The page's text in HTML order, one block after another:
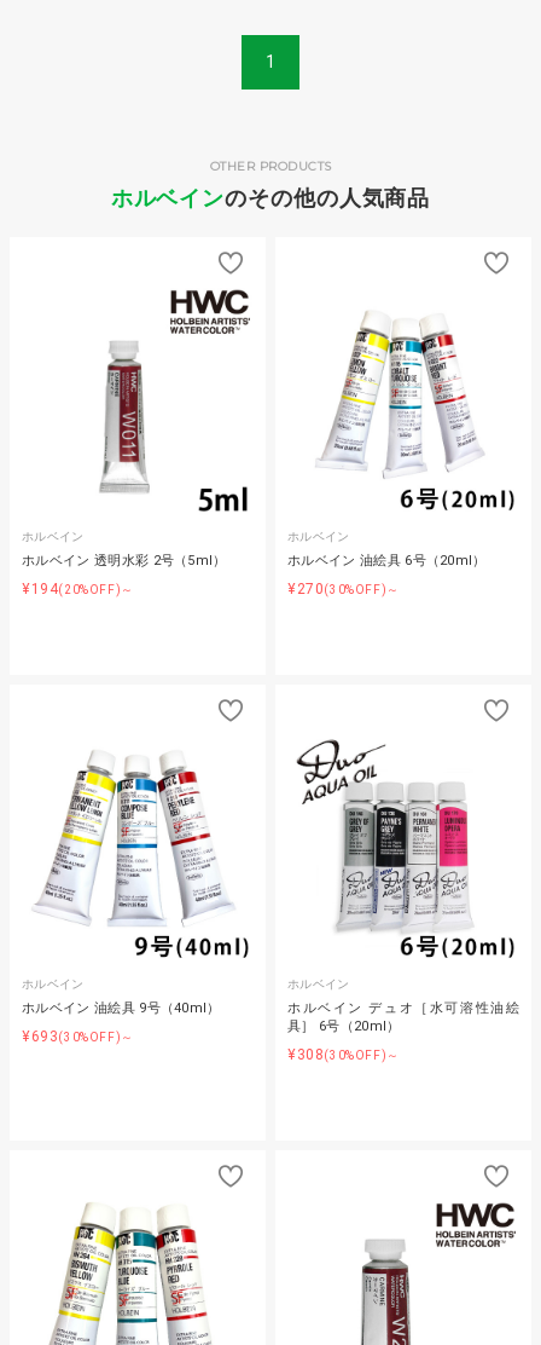
1
ホルベインのその他の人気商品
OTHER PRODUCTS
ホルベイン
ホルベイン 透明水彩 2号（5ml）
¥194(20%OFF)～
ホルベイン
ホルベイン 油絵具 6号（20ml）
¥270(30%OFF)～
ホルベイン
ホルベイン 油絵具 9号（40ml）
¥693(30%OFF)～
ホルベイン
ホルベイン デュオ［水可溶性油絵
具］ 6号（20ml）
¥308(30%OFF)～